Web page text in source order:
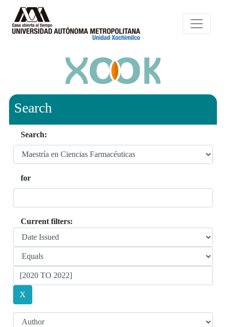
Search
Search:
for
Current filters: